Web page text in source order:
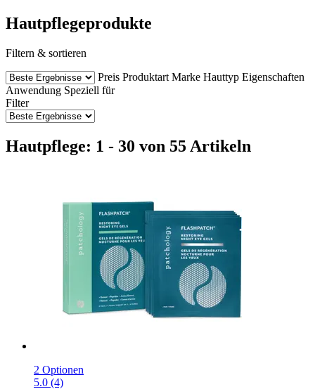
Hautpflegeprodukte
Filtern & sortieren
Preis Produktart Marke Hauttyp Eigenschaften
Anwendung Speziell für
Filter
Hautpflege: 1 - 30 von 55 Artikeln
2 Optionen
5.0 (4)